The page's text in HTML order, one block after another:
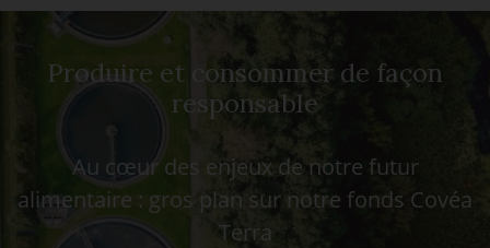
Produire et consommer de façon
responsable
Au cœur des enjeux de notre futur
alimentaire : gros plan sur notre fonds Covéa
Terra